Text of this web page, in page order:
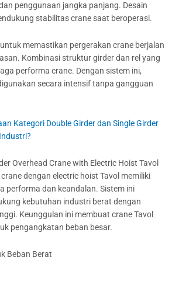
penggunaan jangka panjang. Desain
stabilitas crane saat beroperasi.
memastikan pergerakan crane berjalan
Kombinasi struktur girder dan rel yang
performa crane. Dengan sistem ini,
secara intensif tanpa gangguan
Kategori Double Girder dan Single Girder
Overhead Crane with Electric Hoist Tavol
dengan electric hoist Tavol memiliki
performa dan keandalan. Sistem ini
kebutuhan industri berat dengan
Keunggulan ini membuat crane Tavol
pengangkatan beban besar.
Beban Berat